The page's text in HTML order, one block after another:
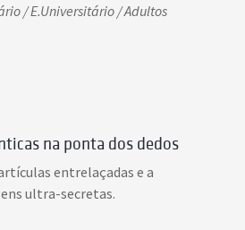
/ E.Universitário / Adultos
na ponta dos dedos
entrelaçadas e a
ultra-secretas.